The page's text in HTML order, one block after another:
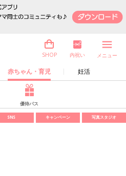
赤ちゃん・育児 妊活
SHOP 内祝い メニュー
優待パス
SNS キャンペーン 写真スタジオ